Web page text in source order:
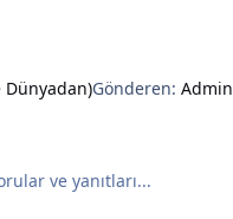
Dünyadan)Gönderen:Admin
ve yanıtları...